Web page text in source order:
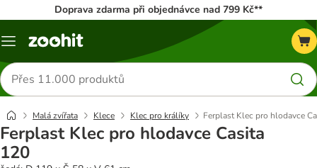
Doprava zdarma při objednávce nad 799 Kč**
Menu
Hledat
produkty
Malá zvířata Klece Klec pro králíky Ferplast Klec pro hlodavce
Ferplast Klec pro hlodavce Casita
120